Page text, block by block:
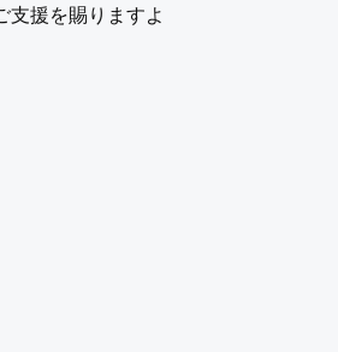
支援を賜りますよ